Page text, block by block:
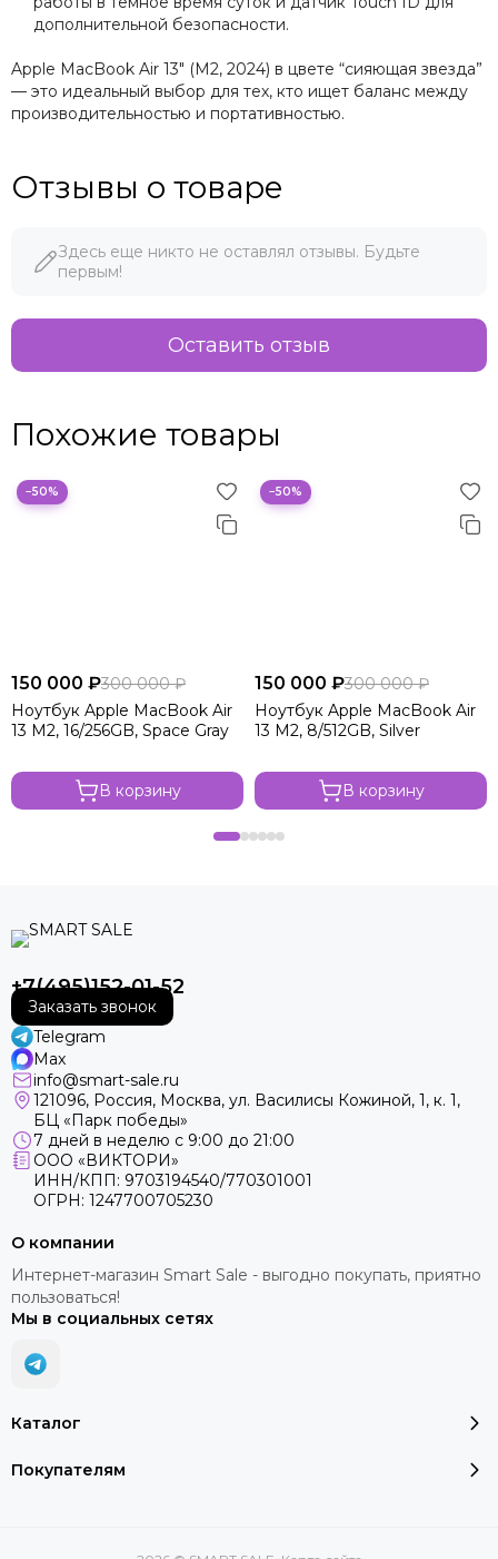
дополнительной безопасности.
Apple MacBook Air 13" (M2, 2024) в цвете “сияющая звезда”
— это идеальный выбор для тех, кто ищет баланс между
производительностью и портативностью.
Отзывы о товаре
Здесь еще никто не оставлял отзывы. Будьте
первым!
Оставить отзыв
Похожие товары
−50%
150 000 ₽300 000 ₽
Ноутбук Apple MacBook Air
13 M2, 16/256GB, Space Gray
В корзину
−50%
150 000 ₽300 000 ₽
Ноутбук Apple MacBook Air
13 M2, 8/512GB, Silver
В корзину
+7(495)152-01-52
Заказать звонок
Telegram
Max
info@smart-sale.ru
121096, Россия, Москва, ул. Василисы Кожиной, 1, к. 1,
БЦ «Парк победы»
7 дней в неделю с 9:00 до 21:00
ООО «ВИКТОРИ»
ИНН/КПП: 9703194540/770301001
ОГРН: 1247700705230
Каталог
Покупателям
О компании
Интернет-магазин Smart Sale - выгодно покупать, приятно
пользоваться!
Мы в социальных сетях